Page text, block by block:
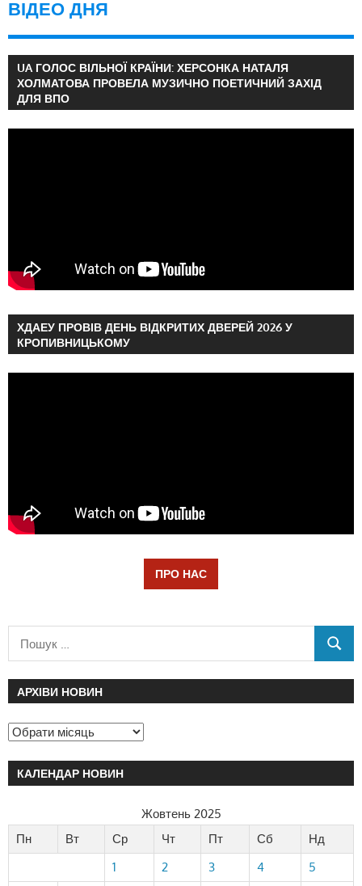
ВІДЕО ДНЯ
UA ГОЛОС ВІЛЬНОЇ КРАЇНИ: ХЕРСОНКА НАТАЛЯ
ХОЛМАТОВА ПРОВЕЛА МУЗИЧНО ПОЕТИЧНИЙ ЗАХІД
ДЛЯ ВПО
ХДАЕУ ПРОВІВ ДЕНЬ ВІДКРИТИХ ДВЕРЕЙ 2026 У
КРОПИВНИЦЬКОМУ
ПРО НАС
АРХІВИ НОВИН
КАЛЕНДАР НОВИН
Жовтень 2025
Пн
Вт Ср Чт Пт Сб
Нд
1
2 3 4
5